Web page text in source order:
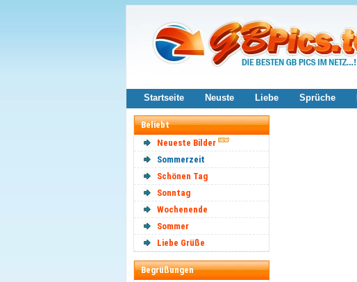
Startseite Neuste Liebe Sprüche
Beliebt
Neueste Bilder
Sommerzeit
Schönen Tag
Sonntag
Wochenende
Sommer
Liebe Grüße
Begrüßungen